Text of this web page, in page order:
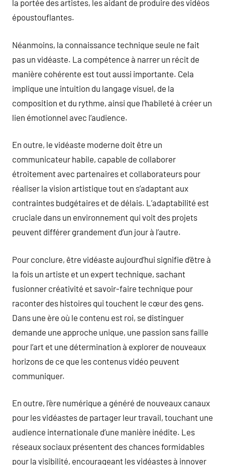
la portée des artistes, les aidant de produire des vidéos
époustouflantes.
Néanmoins, la connaissance technique seule ne fait
pas un vidéaste. La compétence à narrer un récit de
manière cohérente est tout aussi importante. Cela
implique une intuition du langage visuel, de la
composition et du rythme, ainsi que l’habileté à créer un
lien émotionnel avec l’audience.
En outre, le vidéaste moderne doit être un
communicateur habile, capable de collaborer
étroitement avec partenaires et collaborateurs pour
réaliser la vision artistique tout en s’adaptant aux
contraintes budgétaires et de délais. L’adaptabilité est
cruciale dans un environnement qui voit des projets
peuvent différer grandement d’un jour à l’autre.
Pour conclure, être vidéaste aujourd’hui signifie d’être à
la fois un artiste et un expert technique, sachant
fusionner créativité et savoir-faire technique pour
raconter des histoires qui touchent le cœur des gens.
Dans une ère où le contenu est roi, se distinguer
demande une approche unique, une passion sans faille
pour l’art et une détermination à explorer de nouveaux
horizons de ce que les contenus vidéo peuvent
communiquer.
En outre, l’ère numérique a généré de nouveaux canaux
pour les vidéastes de partager leur travail, touchant une
audience internationale d’une manière inédite. Les
réseaux sociaux présentent des chances formidables
pour la visibilité, encourageant les vidéastes à innover